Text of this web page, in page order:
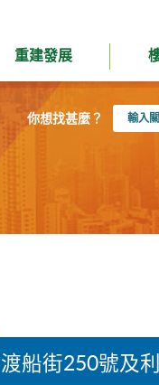
重建發展
你想找甚麼？
入
渡船街250號及